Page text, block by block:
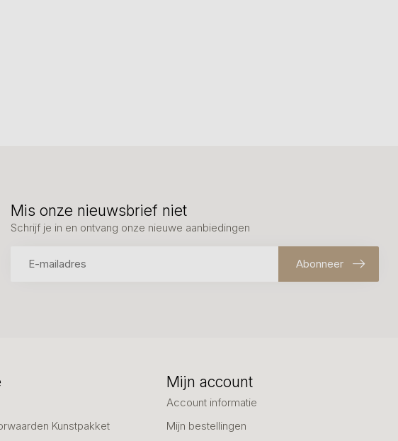
Mis onze nieuwsbrief niet
Schrijf je in en ontvang onze nieuwe aanbiedingen
Abonneer
Kunstpakket
Mijn account
Account informatie
Mijn bestellingen